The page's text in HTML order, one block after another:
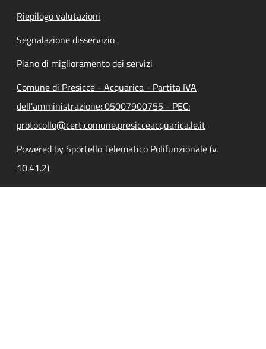
Riepilogo valutazioni
Segnalazione disservizio
Piano di miglioramento dei servizi
Comune di Presicce - Acquarica - Partita IVA
dell'amministrazione: 05007900755 - PEC:
protocollo@cert.comune.presicceacquarica.le.it
Powered by Sportello Telematico Polifunzionale (v.
10.41.2)